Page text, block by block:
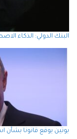
البنك الدولي: الذكاء
بوتين يوقع قانونا بشأن